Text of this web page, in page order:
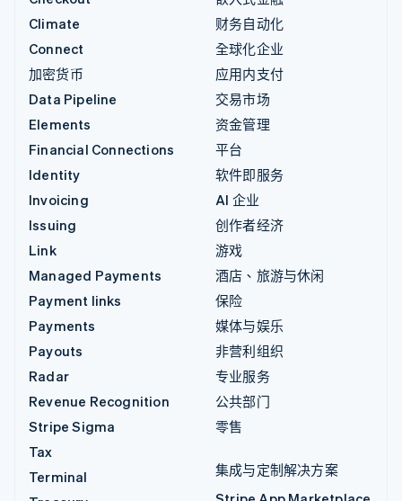
Climate
Connect
加密货币
Data Pipeline
Elements
Financial Connections
Identity
Invoicing
Issuing
Link
Managed Payments
Payment links
Payments
Payouts
Radar
Revenue Recognition
Stripe Sigma
Tax
Terminal
财务自动化
全球化企业
应用内支付
交易市场
资金管理
平台
软件即服务
AI 企业
创作者经济
游戏
酒店、旅游与休闲
保险
媒体与娱乐
非营利组织
专业服务
公共部门
零售
集成与定制解决方案